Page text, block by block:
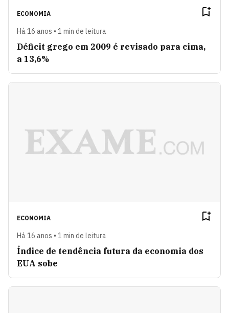
ECONOMIA
Há 16 anos • 1 min de leitura
Déficit grego em 2009 é revisado para cima,
a 13,6%
ECONOMIA
Há 16 anos • 1 min de leitura
Índice de tendência futura da economia dos
EUA sobe